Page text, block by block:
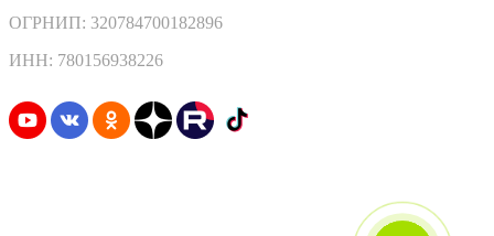
ОГРНИП: 320784700182896
ИНН: 780156938226